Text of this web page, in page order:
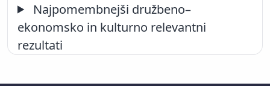
Najpomembnejši družbeno–
ekonomsko in kulturno relevantni
rezultati